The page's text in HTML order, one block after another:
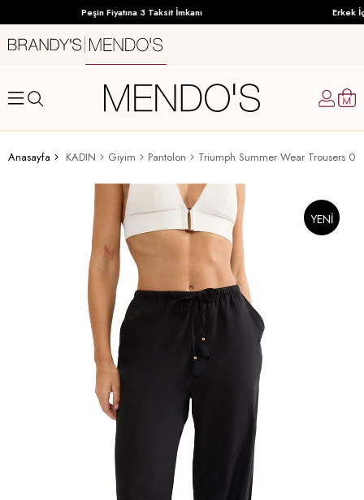
Peşin Fiyatına 3 Taksit İmkanı Erkek
Anasayfa KADIN Giyim Pantolon Triumph Summer Wear Trousers 01
YENI